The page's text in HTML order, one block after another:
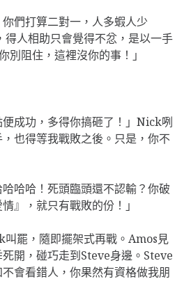
們打算二對一，人多蝦人少
人相助只會覺得不忿，是以一手
別阻住，這裡沒你的事！」
便成功，多得你搞砸了！」Nick咧
也得等我戰敗之後。只是，你不
哈哈！死頭臨頭還不認輸？你破
』，就只有戰敗的份！」
叫罷，隨即擺架式再戰。Amos見
開，碰巧走到Steve身邊。Steve
會看錯人，你果然有資格做我朋